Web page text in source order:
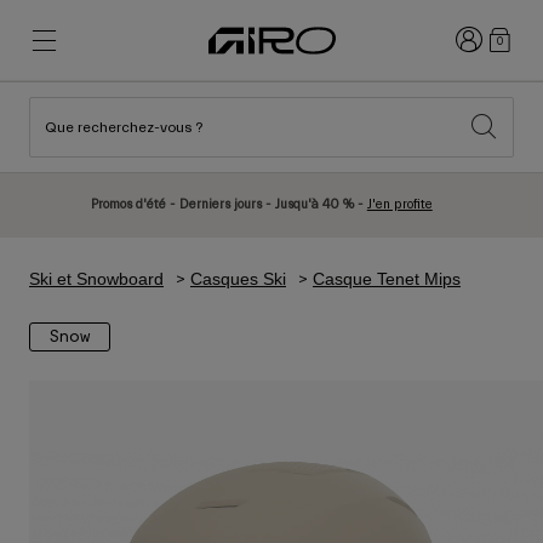
Nouveautés
Casques Vélo Route
Nouveautés
Ski
Pièces détachées
Connexion
0
Que recherchez-vous ?
Promos d'été - Derniers jours - Jusqu'à 40 % - J'en profite
Ski et Snowboard Casques Ski Casque Tenet Mips
Snow